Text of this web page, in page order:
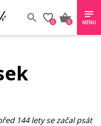
0 0 MENU
144 lety se začal psát